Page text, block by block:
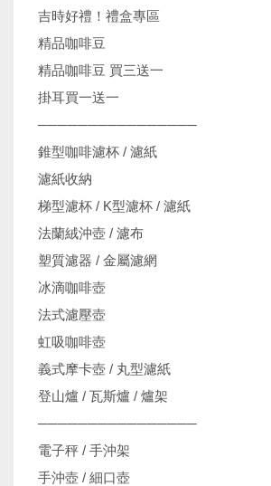
吉時好禮！禮盒專區
精品咖啡豆
精品咖啡豆 買三送一
掛耳買一送一
────────────────
錐型咖啡濾杯 / 濾紙
濾紙收納
梯型濾杯 / K型濾杯 / 濾紙
法蘭絨沖壺 / 濾布
塑質濾器 / 金屬濾網
冰滴咖啡壺
法式濾壓壺
虹吸咖啡壺
義式摩卡壺 / 丸型濾紙
登山爐 / 瓦斯爐 / 爐架
────────────────
電子秤 / 手沖架
手沖壺 / 細口壺